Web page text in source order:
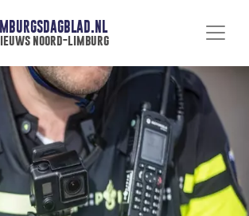
noord-limburg